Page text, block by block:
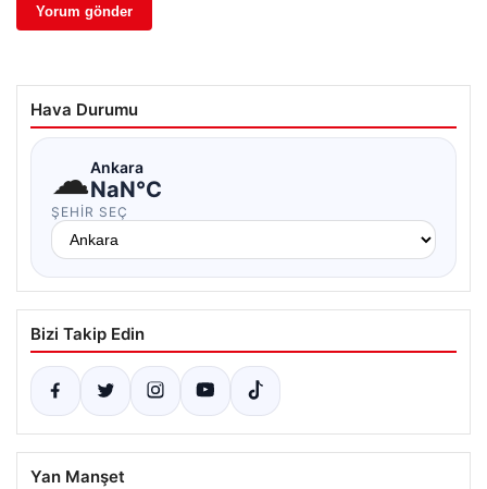
Hava Durumu
☁Ankara
NaN°C
ŞEHIR SEÇ
Bizi Takip Edin
Yan Manşet